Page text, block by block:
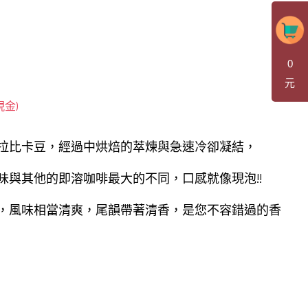
卡豆，經過中烘焙的萃煉與急速冷卻凝結，
與其他的即溶咖啡最大的不同，口感就像現泡!!
風味相當清爽，尾韻帶著清香，是您不容錯過的香
0
元